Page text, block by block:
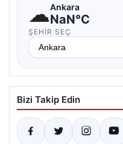
☁Ankara
NaN°C
ŞEHIR SEÇ
Bizi Takip Edin